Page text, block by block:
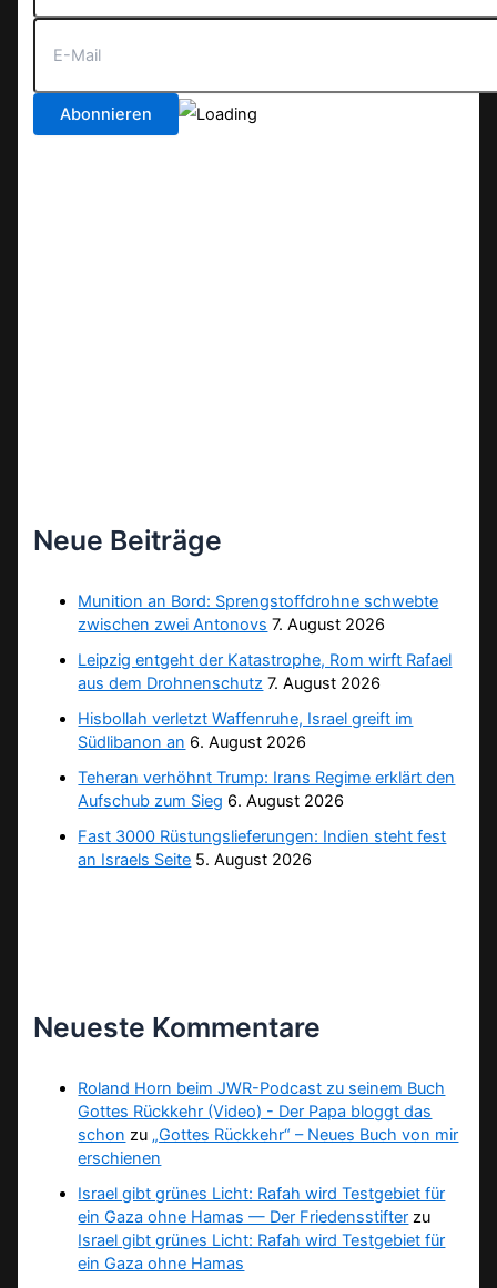
Neue Beiträge
Munition an Bord: Sprengstoffdrohne schwebte
zwischen zwei Antonovs 7. August 2026
Leipzig entgeht der Katastrophe, Rom wirft Rafael
aus dem Drohnenschutz 7. August 2026
Hisbollah verletzt Waffenruhe, Israel greift im
Südlibanon an 6. August 2026
Teheran verhöhnt Trump: Irans Regime erklärt den
Aufschub zum Sieg 6. August 2026
Fast 3000 Rüstungslieferungen: Indien steht fest
an Israels Seite 5. August 2026
Neueste Kommentare
Roland Horn beim JWR-Podcast zu seinem Buch
Gottes Rückkehr (Video) - Der Papa bloggt das
schon zu „Gottes Rückkehr“ – Neues Buch von mir
erschienen
Israel gibt grünes Licht: Rafah wird Testgebiet für
ein Gaza ohne Hamas — Der Friedensstifter zu
Israel gibt grünes Licht: Rafah wird Testgebiet für
ein Gaza ohne Hamas